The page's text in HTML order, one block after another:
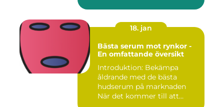
18. jan
Bästa serum mot rynkor -
En omfattande översikt
Introduktion: Bekämpa
åldrande med de bästa
hudserum på marknaden
När det kommer till att